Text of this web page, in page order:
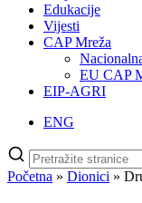
Edukacije
Vijesti
CAP Mreža
EU CAP
EIP-AGRI
ENG
Pretraži
stranice
Početna » Dionici »